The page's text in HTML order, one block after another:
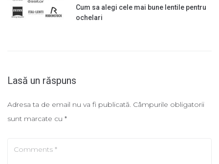
Cum sa alegi cele mai bune lentile pentru
ochelari
Lasă un răspuns
Adresa ta de email nu va fi publicată. Câmpurile obligatorii
sunt marcate cu *